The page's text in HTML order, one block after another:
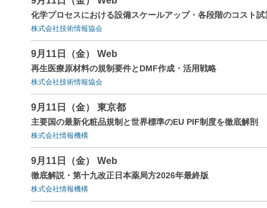
化学プロセスにおける設備スケールアップ・各段階のコスト
株式会社技術情報協会
9月11日（金） Web
再生医療原材料の規制要件とDMF作成・活用戦略
株式会社技術情報協会
9月11日（金） 東京都
主要国の最新化粧品規制と世界標準のEU PIF制度を徹底解剖
株式会社情報機構
9月11日（金） Web
徹底解説・第十九改正日本薬局方2026年最終版
株式会社情報機構